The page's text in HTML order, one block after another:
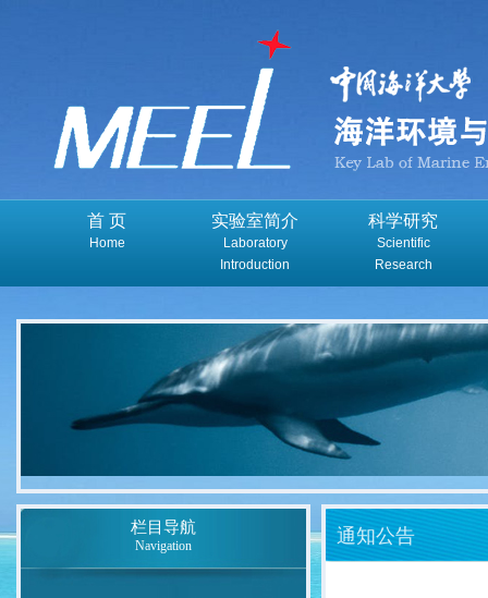
首 页
Home
实验室简介
Laboratory
Introduction
科学研究
Scientific
Research
栏目导航
Navigation 通知公告